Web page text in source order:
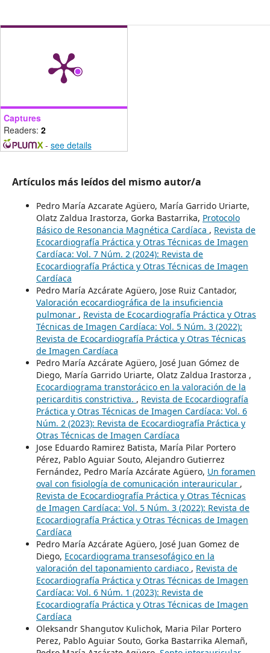
Captures
Readers: 2
- see details
Artículos más leídos del mismo autor/a
Pedro María Azcarate Agüero, María Garrido Uriarte,
Olatz Zaldua Irastorza, Gorka Bastarrika, Protocolo
Básico de Resonancia Magnética Cardíaca , Revista de
Ecocardiografía Práctica y Otras Técnicas de Imagen
Cardíaca: Vol. 7 Núm. 2 (2024): Revista de
Ecocardiografía Práctica y Otras Técnicas de Imagen
Cardíaca
Pedro María Azcárate Agüero, Jose Ruiz Cantador,
Valoración ecocardiográfica de la insuficiencia
pulmonar , Revista de Ecocardiografía Práctica y Otras
Técnicas de Imagen Cardíaca: Vol. 5 Núm. 3 (2022):
Revista de Ecocardiografía Práctica y Otras Técnicas
de Imagen Cardíaca
Pedro María Azcárate Agüero, José Juan Gómez de
Diego, María Garrido Uriarte, Olatz Zaldua Irastorza ,
Ecocardiograma transtorácico en la valoración de la
pericarditis constrictiva. , Revista de Ecocardiografía
Práctica y Otras Técnicas de Imagen Cardíaca: Vol. 6
Núm. 2 (2023): Revista de Ecocardiografía Práctica y
Otras Técnicas de Imagen Cardíaca
Jose Eduardo Ramirez Batista, María Pilar Portero
Pérez, Pablo Aguiar Souto, Alejandro Gutierrez
Fernández, Pedro María Azcárate Agüero, Un foramen
oval con fisiología de comunicación interauricular ,
Revista de Ecocardiografía Práctica y Otras Técnicas
de Imagen Cardíaca: Vol. 5 Núm. 3 (2022): Revista de
Ecocardiografía Práctica y Otras Técnicas de Imagen
Cardíaca
Pedro María Azcárate Agüero, José Juan Gomez de
Diego, Ecocardiograma transesofágico en la
valoración del taponamiento cardiaco , Revista de
Ecocardiografía Práctica y Otras Técnicas de Imagen
Cardíaca: Vol. 6 Núm. 1 (2023): Revista de
Ecocardiografía Práctica y Otras Técnicas de Imagen
Cardíaca
Oleksandr Shangutov Kulichok, Maria Pilar Portero
Perez, Pablo Aguiar Souto, Gorka Bastarrika Alemañ,